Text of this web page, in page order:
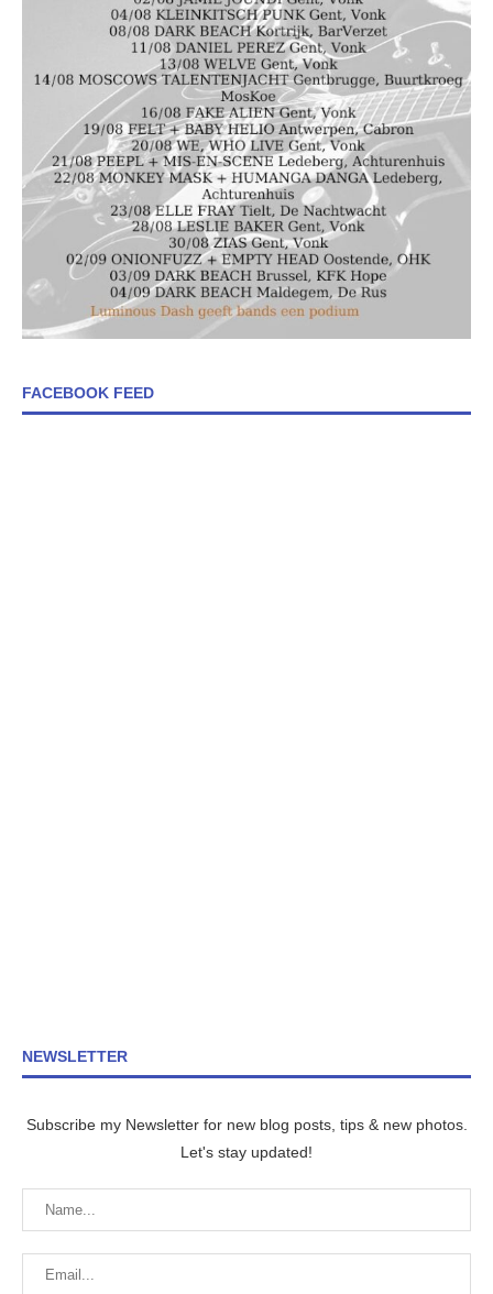
FACEBOOK FEED
NEWSLETTER
Subscribe my Newsletter for new blog posts, tips & new photos.
Let's stay updated!